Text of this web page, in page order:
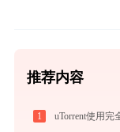
推荐内容
1